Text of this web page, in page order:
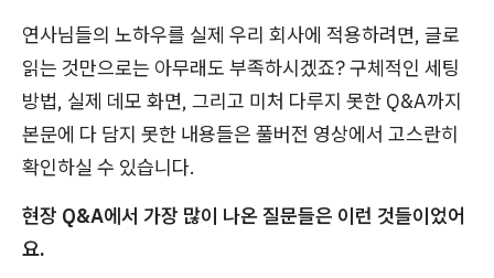
연사님들의 노하우를 실제 우리 회사에 적용하려면, 글로
읽는 것만으로는 아무래도 부족하시겠죠? 구체적인 세팅
방법, 실제 데모 화면, 그리고 미처 다루지 못한 Q&A까지
본문에 다 담지 못한 내용들은 풀버전 영상에서 고스란히
확인하실 수 있습니다.
현장 Q&A에서 가장 많이 나온 질문들은 이런 것들이었어
요.